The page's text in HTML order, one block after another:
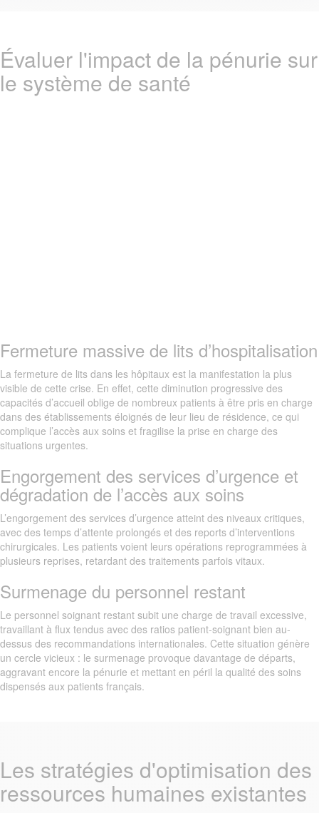
Évaluer l'impact de la pénurie sur
le système de santé
Fermeture massive de lits d’hospitalisation
La fermeture de lits dans les hôpitaux est la manifestation la plus
visible de cette crise. En effet, cette diminution progressive des
capacités d’accueil oblige de nombreux patients à être pris en charge
dans des établissements éloignés de leur lieu de résidence, ce qui
complique l’accès aux soins et fragilise la prise en charge des
situations urgentes.
Engorgement des services d’urgence et
dégradation de l’accès aux soins
L’engorgement des services d’urgence atteint des niveaux critiques,
avec des temps d’attente prolongés et des reports d’interventions
chirurgicales. Les patients voient leurs opérations reprogrammées à
plusieurs reprises, retardant des traitements parfois vitaux.
Surmenage du personnel restant
Le personnel soignant restant subit une charge de travail excessive,
travaillant à flux tendus avec des ratios patient-soignant bien au-
dessus des recommandations internationales. Cette situation génère
un cercle vicieux : le surmenage provoque davantage de départs,
aggravant encore la pénurie et mettant en péril la qualité des soins
dispensés aux patients français.
Les stratégies d'optimisation des
ressources humaines existantes